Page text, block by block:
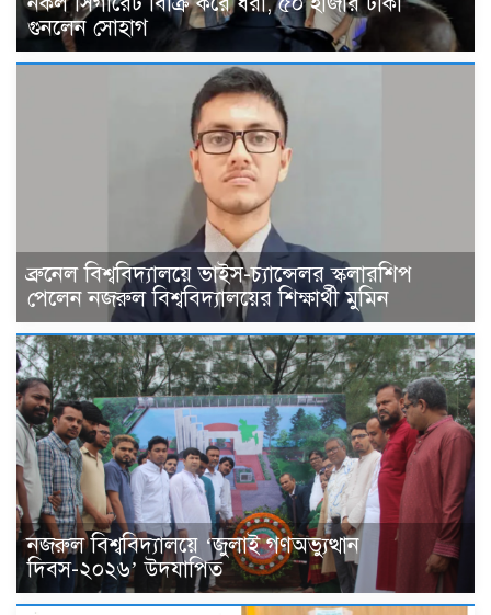
গুনলেন সোহাগ
ব্রুনেল বিশ্ববিদ্যালয়ে ভাইস-চ্যান্সেলর স্কলারশিপ
পেলেন নজরুল বিশ্ববিদ্যালয়ের শিক্ষার্থী মুমিন
নজরুল বিশ্ববিদ্যালয়ে ‘জুলাই গণঅভ্যুত্থান
দিবস-২০২৬’ উদযাপিত